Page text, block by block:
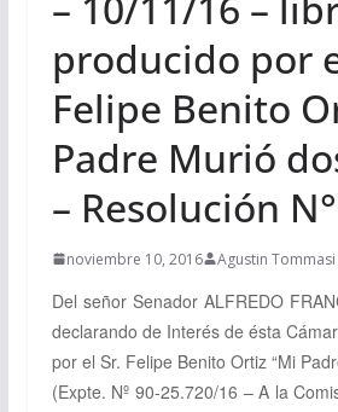
producido por
Felipe Benito
Padre Murió
– Resolución
noviembre 10, 2016 Agustin Tommasi
Del señor SenadorALFREDO
declarando de Interés de ésta
por el Sr. Felipe Benito Ortiz “Mi
(Expte. Nº 90-25.720/16 – A la